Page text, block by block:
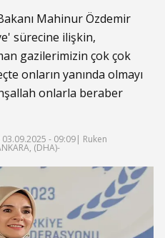
Mahinur Özdemir
sürecine ilişkin,
gazilerimizin çok çok
onların yanında olmayı
onlarla beraber
- 09:09| Ruken
(DHA)-